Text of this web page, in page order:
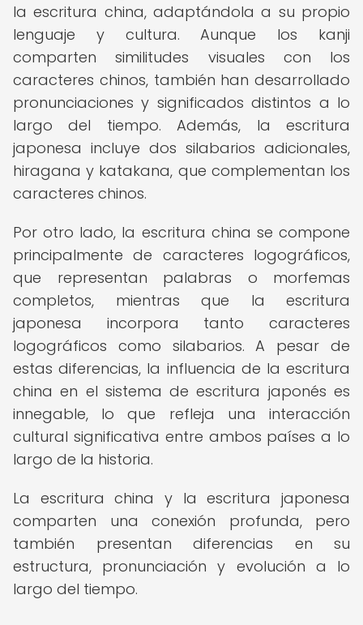
la escritura china, adaptándola a su propio
lenguaje y cultura. Aunque los kanji
comparten similitudes visuales con los
caracteres chinos, también han desarrollado
pronunciaciones y significados distintos a lo
largo del tiempo. Además, la escritura
japonesa incluye dos silabarios adicionales,
hiragana y katakana, que complementan los
caracteres chinos.
Por otro lado, la escritura china se compone
principalmente de caracteres logográficos,
que representan palabras o morfemas
completos, mientras que la escritura
japonesa incorpora tanto caracteres
logográficos como silabarios. A pesar de
estas diferencias, la influencia de la escritura
china en el sistema de escritura japonés es
innegable, lo que refleja una interacción
cultural significativa entre ambos países a lo
largo de la historia.
La escritura china y la escritura japonesa
comparten una conexión profunda, pero
también presentan diferencias en su
estructura, pronunciación y evolución a lo
largo del tiempo.